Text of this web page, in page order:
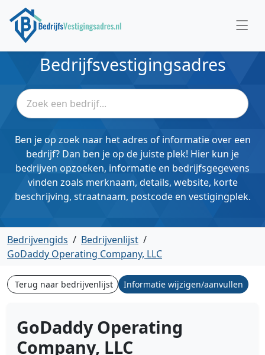
Bedrijfsvestigingsadres
Ben je op zoek naar het adres of informatie over een
bedrijf? Dan ben je op de juiste plek! Hier kun je
bedrijven opzoeken, informatie en bedrijfsgegevens
vinden zoals merknaam, details, website, korte
beschrijving, straatnaam, postcode en vestigingplek.
Bedrijvengids / Bedrijvenlijst /
GoDaddy Operating Company, LLC
Terug naar bedrijvenlijst Informatie wijzigen/aanvullen
GoDaddy Operating
Company, LLC